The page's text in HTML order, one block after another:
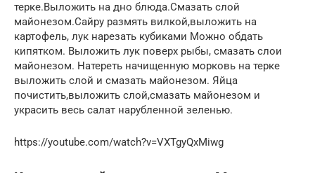
терке.Выложить на дно блюда.Смазать слой
майонезом.Сайру размять вилкой,выложить на
картофель, лук нарезать кубиками Можно обдать
кипятком. Выложить лук поверх рыбы, смазать слои
майонезом. Натереть начищенную морковь на терке
выложить слой и смазать майонезом. Яйца
почистить,выложить слой,смазать майонезом и
украсить весь салат нарубленной зеленью.
https://youtube.com/watch?v=VXTgyQxMiwg